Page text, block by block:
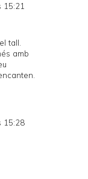
15:21
tall.
amb
15:28